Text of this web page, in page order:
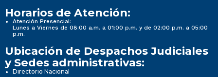
Horarios de Atención:
Atención Presencial:
Lunes a Viernes de 08:00 a.m. a 01:00 p.m. y de 02:00 p.m. a 05:00
p.m.
Ubicación de Despachos Judiciales
y Sedes administrativas:
Directorio Nacional